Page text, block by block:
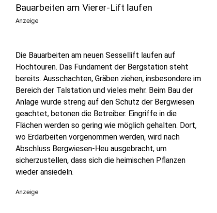
Bauarbeiten am Vierer-Lift laufen
Anzeige
Die Bauarbeiten am neuen Sessellift laufen auf
Hochtouren. Das Fundament der Bergstation steht
bereits. Ausschachten, Gräben ziehen, insbesondere im
Bereich der Talstation und vieles mehr. Beim Bau der
Anlage wurde streng auf den Schutz der Bergwiesen
geachtet, betonen die Betreiber. Eingriffe in die
Flächen werden so gering wie möglich gehalten. Dort,
wo Erdarbeiten vorgenommen werden, wird nach
Abschluss Bergwiesen-Heu ausgebracht, um
sicherzustellen, dass sich die heimischen Pflanzen
wieder ansiedeln.
Anzeige